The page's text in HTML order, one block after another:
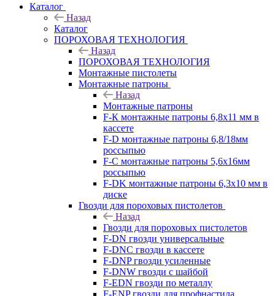
Каталог
Назад
Каталог
ПОРОХОВАЯ ТЕХНОЛОГИЯ
Назад
ПОРОХОВАЯ ТЕХНОЛОГИЯ
Монтажные пистолеты
Монтажные патроны
Назад
Монтажные патроны
F-К монтажные патроны 6,8х11 мм в
кассете
F-D монтажные патроны 6,8/18мм
россыпью
F-C монтажные патроны 5,6х16мм
россыпью
F-DK монтажные патроны 6,3х10 мм в
диске
Гвозди для пороховых пистолетов
Назад
Гвозди для пороховых пистолетов
F-DN гвозди универсальные
F-DNC гвозди в кассете
F-DNP гвозди усиленные
F-DNW гвозди с шайбой
F-EDN гвозди по металлу
F-ENP гвозди для профнастила